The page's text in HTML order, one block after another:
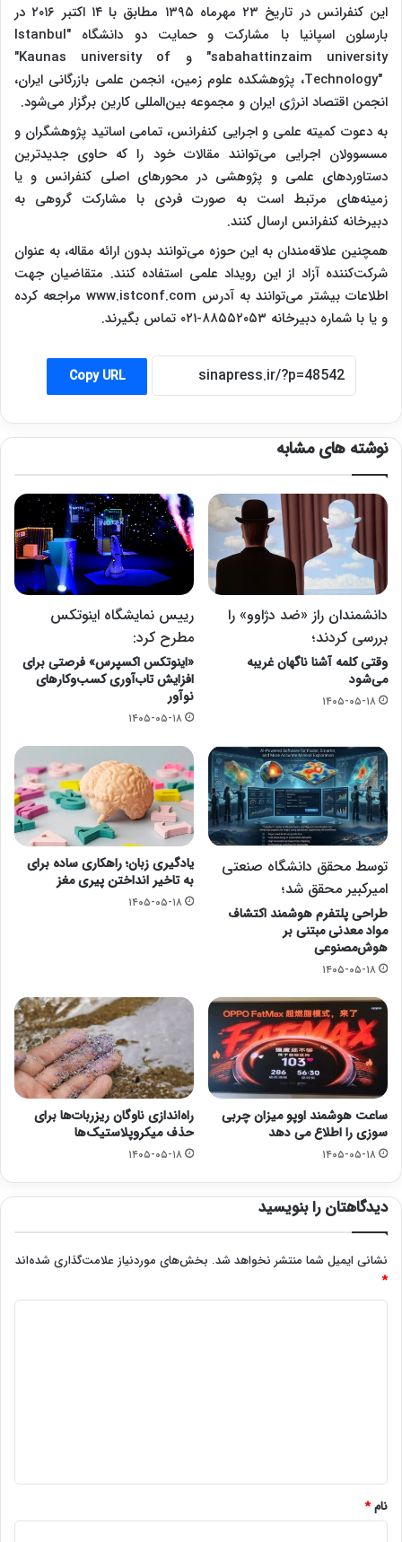
این کنفرانس در تاریخ ۲۳ مهرماه ۱۳۹۵ مطابق با ۱۴ اکتبر ۲۰۱۶ در
بارسلون اسپانیا با مشارکت و حمایت دو دانشگاه "Istanbul
sabahattinzaim university" و "Kaunas university of
Technology"، پژوهشکده علوم زمین، انجمن علمی بازرگانی ایران،
انجمن اقتصاد انرژی ایران و مجموعه بین‌المللی کارین برگزار می‌شود.
به دعوت کمیته علمی و اجرایی کنفرانس، تمامی اساتید پژوهشگران و
مسسوولان اجرایی می‌توانند مقالات خود را که حاوی جدیدترین
دستاوردهای علمی و پژوهشی در محورهای اصلی کنفرانس و یا
زمینه‌های مرتبط است به صورت فردی با مشارکت گروهی به
دبیرخانه کنفرانس ارسال کنند.
همچنین علاقه‌مندان به این حوزه می‌توانند بدون ارائه مقاله، به عنوان
شرکت‌کننده آزاد از این رویداد علمی استفاده کنند. متقاضیان جهت
اطلاعات بیشتر می‌توانند به آدرس www.istconf.com مراجعه کرده
و یا با شماره دبیرخانه ۸۸۵۵۲۰۵۳-۰۲۱ تماس بگیرند.
Copy URL
نوشته های مشابه
دانشمندان راز «ضد دژاوو» را
بررسی کردند؛
وقتی کلمه آشنا ناگهان غریبه
می‌شود
۱۴۰۵-۰۵-۱۸
رییس نمایشگاه اینوتکس
مطرح کرد:
«اینوتکس اکسپرس» فرصتی برای
افزایش تاب‌آوری کسب‌وکارهای
نوآور
۱۴۰۵-۰۵-۱۸
توسط محقق دانشگاه صنعتی
امیرکبیر محقق شد؛
طراحی پلتفرم هوشمند اکتشاف
مواد معدنی مبتنی بر
هوش‌مصنوعی
۱۴۰۵-۰۵-۱۸
یادگیری زبان؛ راهکاری ساده برای
به تاخیر انداختن پیری مغز
۱۴۰۵-۰۵-۱۸
ساعت هوشمند اوپو میزان چربی
سوزی را اطلاع می دهد
۱۴۰۵-۰۵-۱۸
راه‌اندازی ناوگان ریزربات‌ها برای
حذف میکروپلاستیک‌ها
۱۴۰۵-۰۵-۱۸
دیدگاهتان را بنویسید
نشانی ایمیل شما منتشر نخواهد شد. بخش‌های موردنیاز علامت‌گذاری شده‌اند
*
نام*